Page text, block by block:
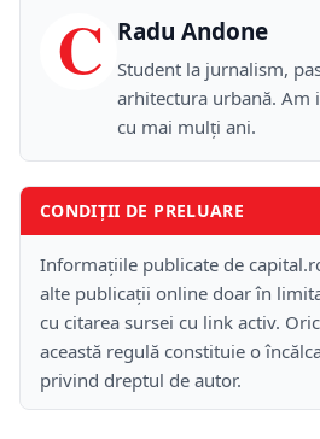
C Radu Andone
Student la jurnalism,
arhitectura urbană. Am
cu mai mulți ani.
CONDIȚII DE PRELUARE
Informațiile publicate de
alte publicații online doar în
cu citarea sursei cu link activ.
această regulă constituie o
privind dreptul de autor.